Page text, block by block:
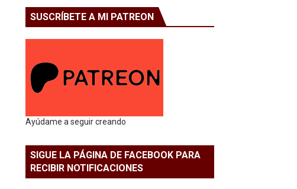
SUSCRÍBETE A MI PATREON
Ayúdame a seguir creando
SIGUE LA PÁGINA DE FACEBOOK PARA
RECIBIR NOTIFICACIONES